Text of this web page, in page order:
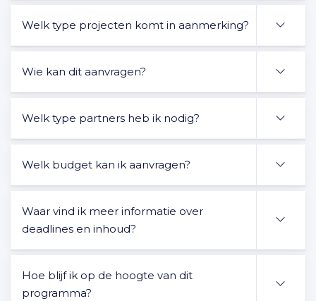
Welk type projecten komt in aanmerking?
Wie kan dit aanvragen?
Welk type partners heb ik nodig?
Welk budget kan ik aanvragen?
Waar vind ik meer informatie over
deadlines en inhoud?
Hoe blijf ik op de hoogte van dit
programma?